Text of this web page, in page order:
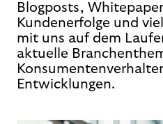
Blogposts,
Kundenerfolge und
mit uns auf dem
aktuelle
Entwicklungen.